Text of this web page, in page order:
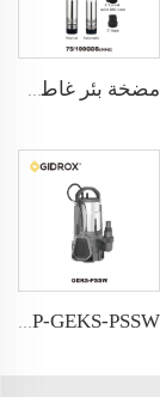
مضخة بئر غاطسة GIDROX-GDS
GIDROX POWERFUL SUBMERSIBLE DRAINAGE PUMP-GEKS-PSSW